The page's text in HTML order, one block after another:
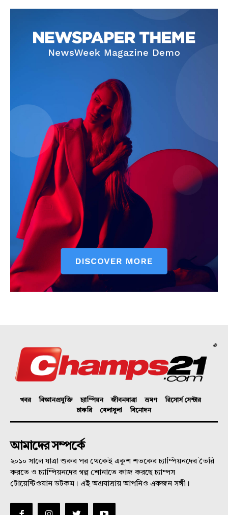
©
খবর বিজ্ঞানপ্রযুক্তি চ্যাম্পিয়ন জীবনযাত্রা ভ্রমণ
রিসোর্স সেন্টার
চাকরি
খেলাধুলা বিনোদন
আমাদের সম্পর্কে
২০১০ সালে যাত্রা শুরুর পর থেকেই একুশ শতকের চ্যাম্পিয়নদের তৈরি
করতে ও চ্যাম্পিয়নদের গল্প শোনাতে কাজ করছে চ্যাম্পস
টোয়েন্টিওয়ান ডটকম। এই অগ্রযাত্রায় আপনিও একজন সঙ্গী।